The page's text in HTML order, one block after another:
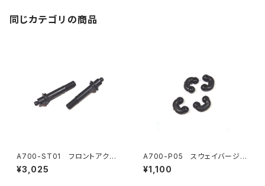
同じカテゴリの商品
A700-ST01 フロントアクス
ル （2）
¥3,025
A700-P05 スウェイバージョ
イント （4）
¥1,100